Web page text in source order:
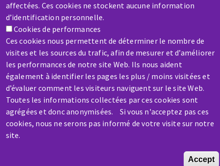
affectées. Ces cookies ne stockent aucune information
d’identification personnelle.
Cookies de performances
Ces cookies nous permettent de déterminer le nombre de
visites et les sources du trafic, afin de mesurer et d’améliorer
les performances de notre site Web. Ils nous aident
également à identifier les pages les plus / moins visitées et
d’évaluer comment les visiteurs naviguent sur le site Web.
Toutes les informations collectées par ces cookies sont
agrégées et donc anonymisées. Si vous n'acceptez pas ces
cookies, nous ne serons pas informé de votre visite sur notre
site.
Accept
content